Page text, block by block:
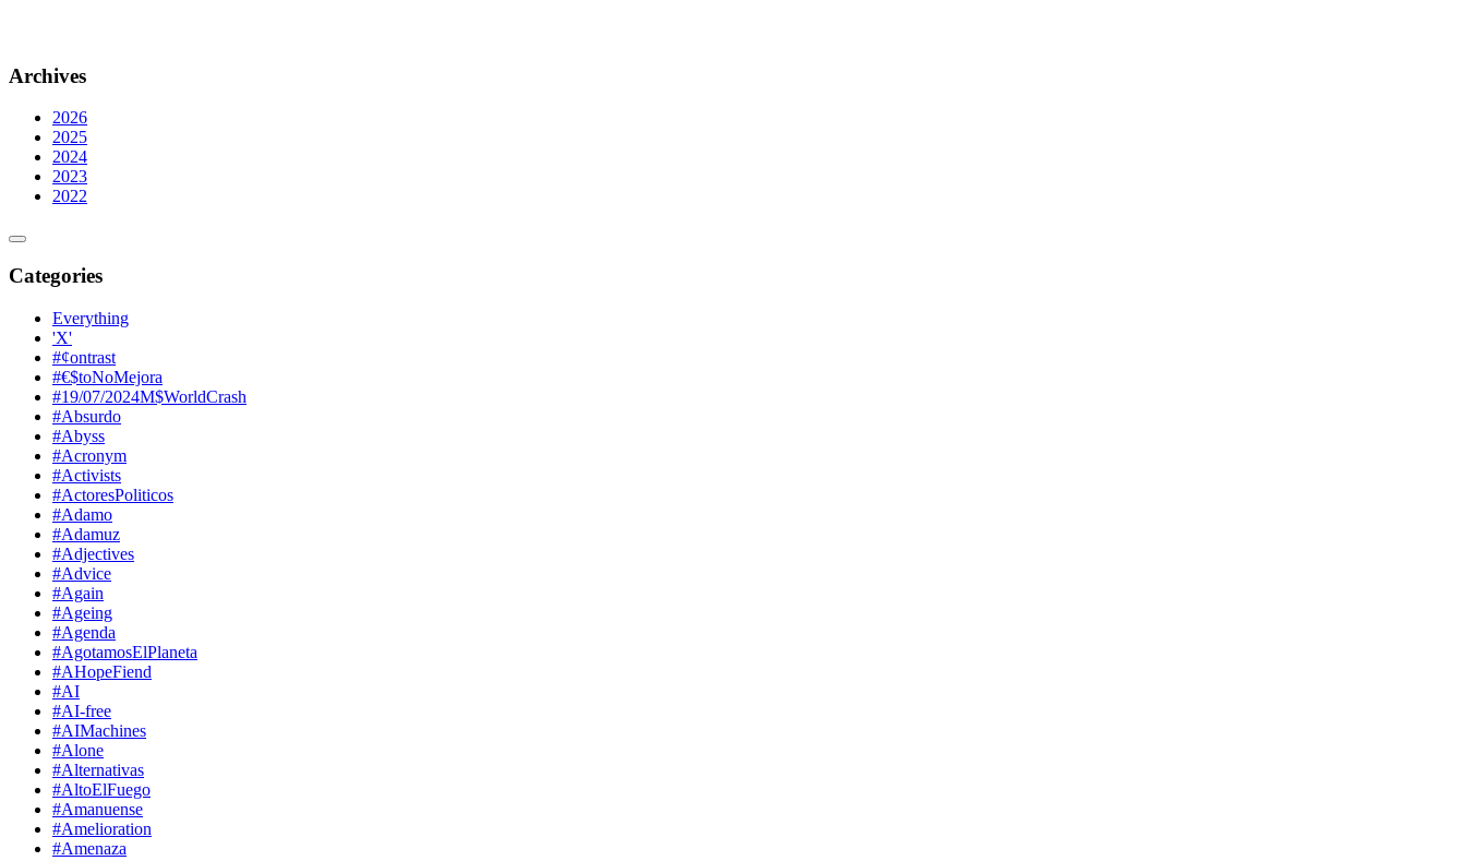
Archives
2026
2025
2024
2023
2022
Categories
Everything
'X'
#¢ontrast
#€$toNoMejora
#19/07/2024M$WorldCrash
#Absurdo
#Abyss
#Acronym
#Activists
#ActoresPoliticos
#Adamo
#Adamuz
#Adjectives
#Advice
#Again
#Ageing
#Agenda
#AgotamosElPlaneta
#AHopeFiend
#AI
#AI-free
#AIMachines
#Alone
#Alternativas
#AltoElFuego
#Amanuense
#Amelioration
#Amenaza